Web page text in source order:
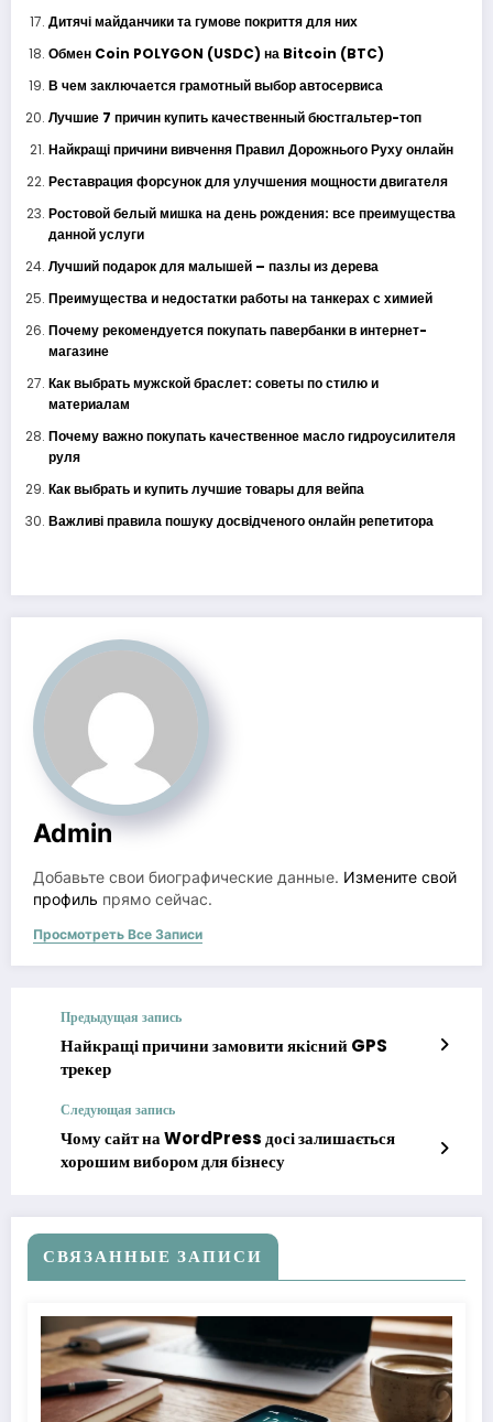
Дитячі майданчики та гумове покриття для них
Обмен Coin POLYGON (USDC) на Bitcoin (BTC)
В чем заключается грамотный выбор автосервиса
Лучшие 7 причин купить качественный бюстгальтер-топ
Найкращі причини вивчення Правил Дорожнього Руху онлайн
Реставрация форсунок для улучшения мощности двигателя
Ростовой белый мишка на день рождения: все преимущества
данной услуги
Лучший подарок для малышей – пазлы из дерева
Преимущества и недостатки работы на танкерах с химией
Почему рекомендуется покупать павербанки в интернет-
магазине
Как выбрать мужской браслет: советы по стилю и
материалам
Почему важно покупать качественное масло гидроусилителя
руля
Как выбрать и купить лучшие товары для вейпа
Важливі правила пошуку досвідченого онлайн репетитора
Admin
Добавьте свои биографические данные. Измените свой
профиль прямо сейчас.
Просмотреть Все Записи
Предыдущая запись
Найкращі причини замовити якісний GPS
трекер
Следующая запись
Чому сайт на WordPress досі залишається
хорошим вибором для бізнесу
СВЯЗАННЫЕ ЗАПИСИ